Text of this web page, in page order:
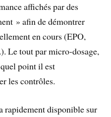
affichés par des
» afin de démontrer
en cours (EPO,
Le tout par micro-dosage,
point il est
les contrôles.
rapidement disponible sur